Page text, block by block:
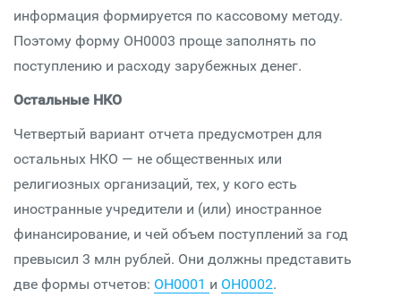
информация формируется по кассовому методу.
Поэтому форму ОН0003 проще заполнять по
поступлению и расходу зарубежных денег.
Остальные НКО
Четвертый вариант отчета предусмотрен для
остальных НКО — не общественных или
религиозных организаций, тех, у кого есть
иностранные учредители и (или) иностранное
финансирование, и чей объем поступлений за год
превысил 3 млн рублей. Они должны представить
две формы отчетов: ОН0001 и ОН0002.